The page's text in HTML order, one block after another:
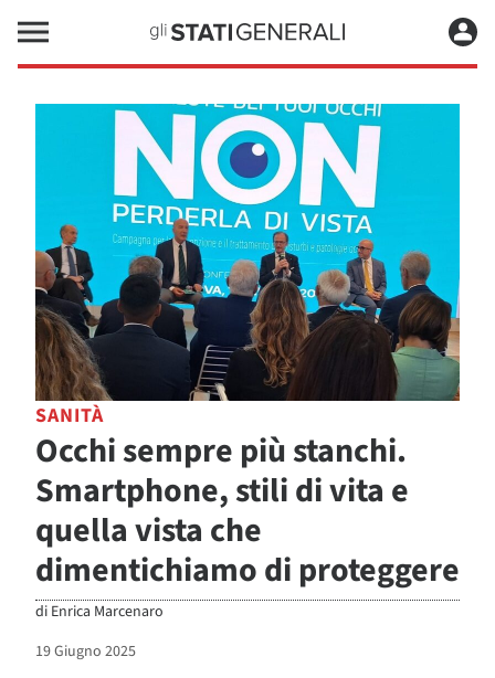
SANITÀ
Occhi sempre più stanchi.
Smartphone, stili di vita e
quella vista che
dimentichiamo di proteggere
di Enrica Marcenaro
19 Giugno 2025